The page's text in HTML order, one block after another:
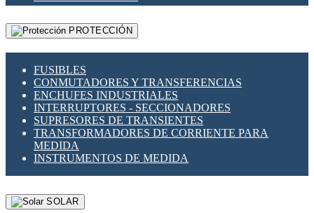
PROTECCIÓN
FUSIBLES
CONMUTADORES Y TRANSFERENCIAS
ENCHUFES INDUSTRIALES
INTERRUPTORES - SECCIONADORES
SUPRESORES DE TRANSIENTES
TRANSFORMADORES DE CORRIENTE PARA
MEDIDA
INSTRUMENTOS DE MEDIDA
SOLAR